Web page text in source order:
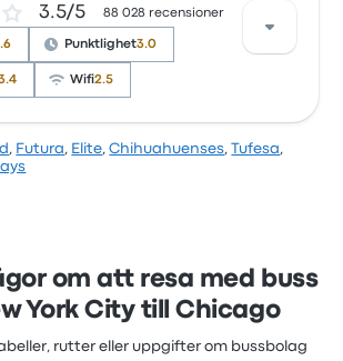
och temperaturen men
3.5/5 88 028 recensioner
Punktlighet3.0
Wifi2.5
fick Greyhound ett 2.9-
, Futura, Elite,Chihuahuenses,Tufesa,
om att resa med buss
York City till Chicago
rutter eller uppgifter om bussbolag